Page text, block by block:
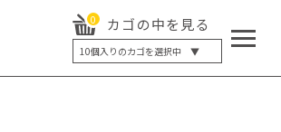
0 カゴの中を見る
10個入りのカゴを選択中 ▼
5個入り